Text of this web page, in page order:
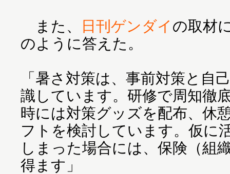
また、 日刊ゲンダイ の取材
のように答えた。
「暑さ対策は、事前対策と自
識しています。研修で周知徹
時には対策グッズを配布、休
フトを検討しています。仮に
しまった場合には、保険（組
得ます」